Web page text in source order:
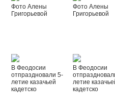
Фото Алены
Григорьевой
Фото Алены
Григорьевой
В Феодосии
отпраздновали 5-
летие казачьей
кадетско
В Феодосии
летие
кадетско